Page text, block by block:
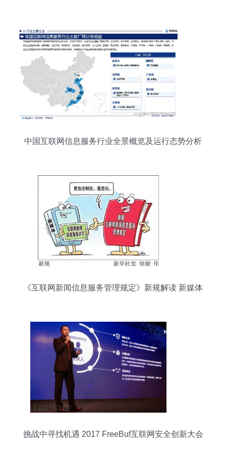
中国互联网信息服务行业全景概览及运行态势分析
《互联网新闻信息服务管理规定》新规解读 新媒体
挑战中寻找机遇 2017 FreeBuf互联网安全创新大会